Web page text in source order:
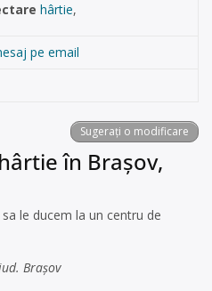
hârtie,
pe email
Sugerați o modificare
în Brașov,
le ducem la un centru de
Brașov